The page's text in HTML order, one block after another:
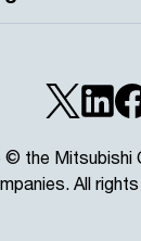
the Mitsubishi
All